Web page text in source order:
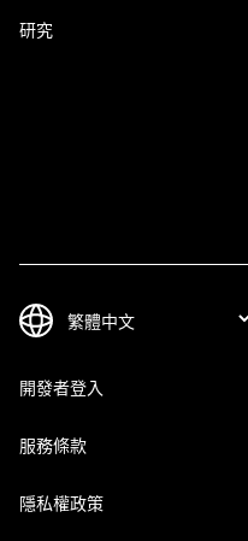
研究
開發者登入
服務條款
隱私權政策